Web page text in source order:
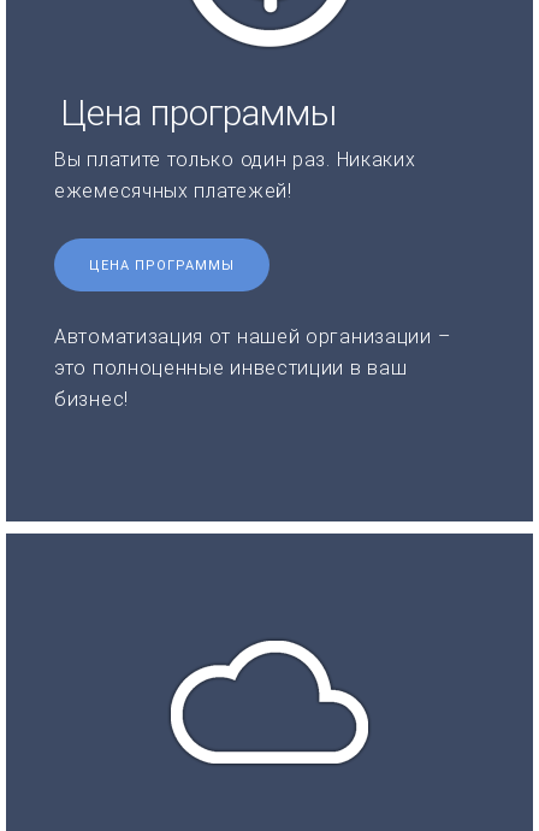
Цена программы
Вы платите только один раз. Никаких
ежемесячных платежей!
ЦЕНА ПРОГРАММЫ
Автоматизация от нашей организации –
это полноценные инвестиции в ваш
бизнес!